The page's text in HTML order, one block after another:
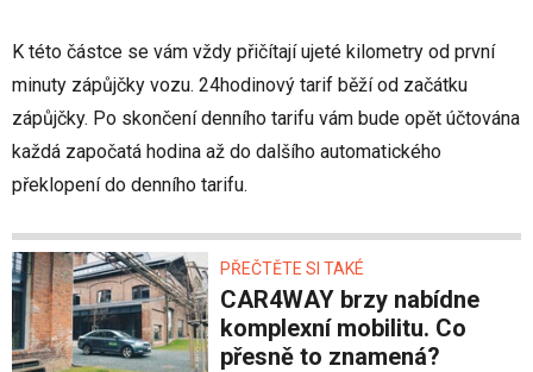
K této částce se vám vždy přičítají ujeté kilometry od první
minuty zápůjčky vozu. 24hodinový tarif běží od začátku
zápůjčky. Po skončení denního tarifu vám bude opět účtována
každá započatá hodina až do dalšího automatického
překlopení do denního tarifu.
PŘEČTĚTE SI TAKÉ
CAR4WAY brzy nabídne
komplexní mobilitu. Co
přesně to znamená?